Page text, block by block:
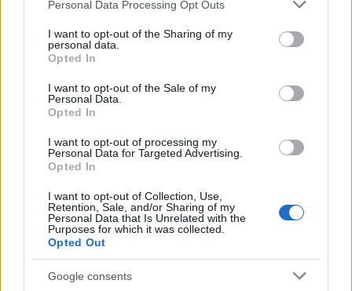
This information may also be disclosed by us to third parties
disclose it to other third parties.
Please note that this website/app uses one or more Google
services and may gather and store information including but
not limited to your visit or usage behaviour. You may click to
grant or deny consent to Google and its third-party tags to
consent section.
Personal Data Processing Opt Outs
I want to opt-out of the Sharing of my
personal data.
Opted In
I want to opt-out of the Sale of my
Personal Data.
Opted In
I want to opt-out of processing my
Personal Data for Targeted Advertising.
Opted In
I want to opt-out of Collection, Use,
Retention, Sale, and/or Sharing of my
Personal Data that Is Unrelated with the
Purposes for which it was collected.
Opted Out
Google consents
InvestirMag
Investieren24
UK
News Hub UK
Lgbtq News